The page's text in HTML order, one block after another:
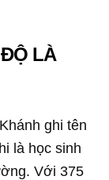
LÀ
ghi tên
là học sinh
Với 375